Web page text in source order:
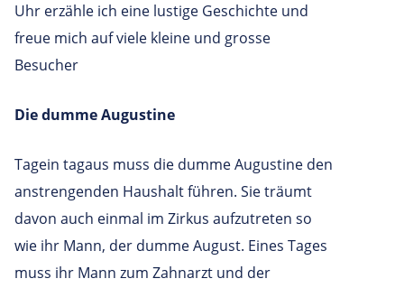
Uhr erzähle ich eine lustige Geschichte und
freue mich auf viele kleine und grosse
Besucher
Die dumme Augustine
Tagein tagaus muss die dumme Augustine den
anstrengenden Haushalt führen. Sie träumt
davon auch einmal im Zirkus aufzutreten so
wie ihr Mann, der dumme August. Eines Tages
muss ihr Mann zum Zahnarzt und der